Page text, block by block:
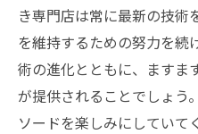
き専門店は常に最新の技術
を維持するための努力を続
術の進化とともに、ますま
が提供されることでしょう
ソードを楽しみにしていて